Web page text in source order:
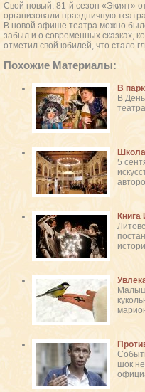
Свой новый, 81-й сезон «Экият»
организовали праздничную
В новой афише театра можно
забыл и о современных сказках,
отметил свой юбилей, что стало
Похожие Материалы:
В
В
5
Книга
шок